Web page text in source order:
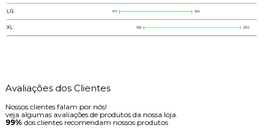
Avaliações dos Clientes
Nossos clientes falam por nós!
veja algumas avaliações de produtos da nossa loja.
99% dos clientes recomendam nossos produtos